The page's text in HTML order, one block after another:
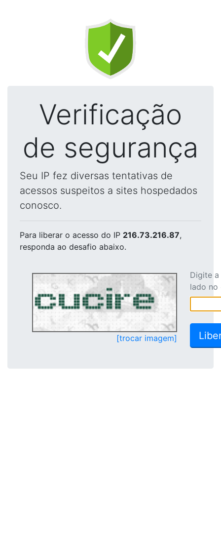
Verificação
de segurança
Seu IP fez diversas tentativas de
acessos suspeitos a sites hospedados
conosco.
Para liberar o acesso do IP 216.73.216.87,
responda ao desafio abaixo.
[trocar imagem]
Digite
lado no